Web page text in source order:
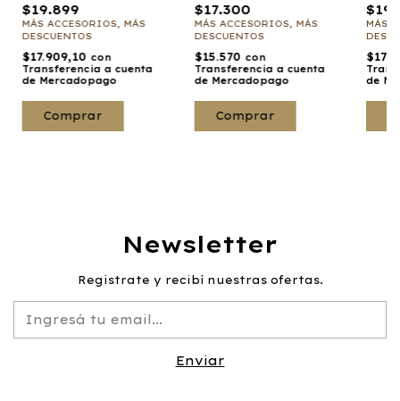
$19.899
MÁS ACCESORIOS, MÁS
DESCUENTOS
$17.909,10 con
Transferencia a cuenta
de Mercadopago
Comprar
$17.300
MÁS ACCESORIOS, MÁS
DESCUENTOS
$15.570 con
Transferencia a cuenta
de Mercadopago
Comprar
MÁS
de
Newsletter
Registrate y recibí nuestras ofertas.